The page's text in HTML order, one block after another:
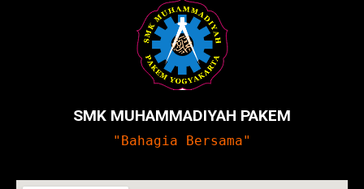
SMK MUHAMMADIYAH PAKEM
"Bahagia Bersama"